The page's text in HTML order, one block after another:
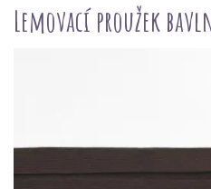
Lemovací proužek